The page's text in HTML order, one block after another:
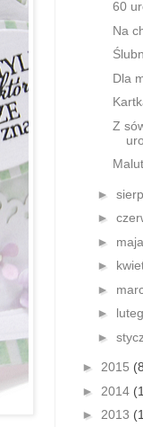
60
Na
Dla
Z
►
►
► maja
►
►
►
►
► 2015
► 2014
► 2013